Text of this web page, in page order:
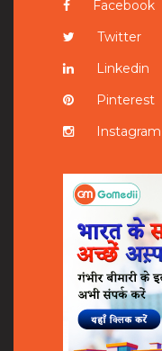
Facebook
Twitter
Linkedin
Pinterest
Instagram